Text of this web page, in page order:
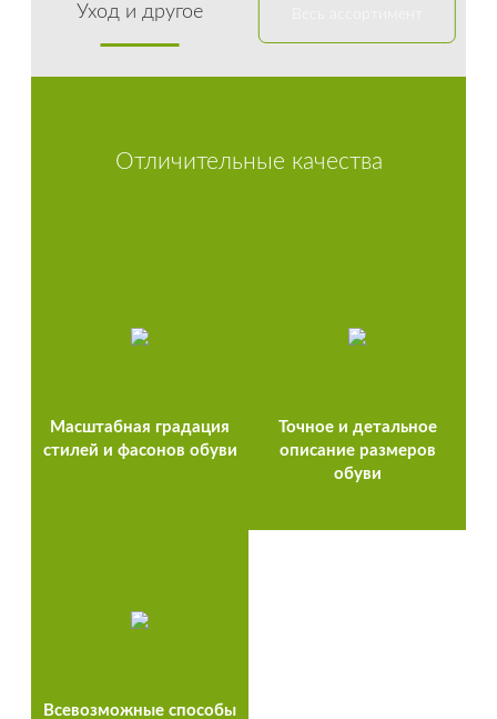
Уход и другое
Отличительные качества
Масштабная градация
стилей и фасонов обуви
Точное и детальное
описание размеров
обуви
Всевозможные способы